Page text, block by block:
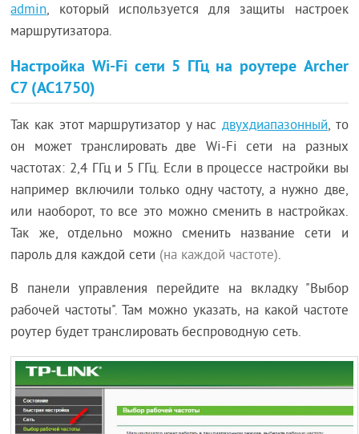
admin, который используется для защиты настроек
маршрутизатора.
Настройка Wi-Fi сети 5 ГГц на роутере Archer
C7 (AC1750)
Так как этот маршрутизатор у нас двухдиапазонный, то
он может транслировать две Wi-Fi сети на разных
частотах: 2,4 ГГц и 5 ГГц. Если в процессе настройки вы
например включили только одну частоту, а нужно две,
или наоборот, то все это можно сменить в настройках.
Так же, отдельно можно сменить название сети и
пароль для каждой сети (на каждой частоте).
В панели управления перейдите на вкладку "Выбор
рабочей частоты". Там можно указать, на какой частоте
роутер будет транслировать беспроводную сеть.